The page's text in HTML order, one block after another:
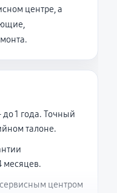
центре, а
1 года. Точный
талоне.
месяцев.
центром